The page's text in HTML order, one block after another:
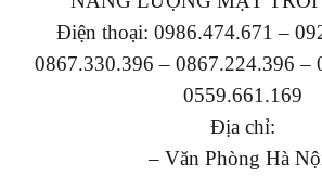
Điện thoại: 0986.474.671 –
0867.330.396 – 0867.224.396 –
0559.661.169
Địa chỉ:
– Văn Phòng Hà